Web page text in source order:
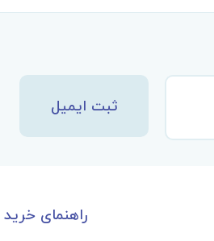
ثبت ایمیل
راهنمای خرید